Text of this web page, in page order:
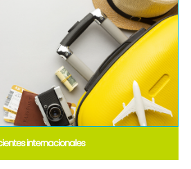
internacionales